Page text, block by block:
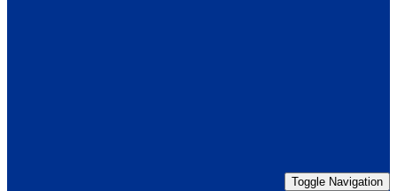
Toggle Navigation